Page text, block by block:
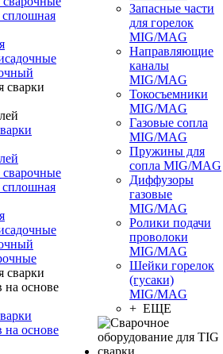
на основе
Запасные части
для горелок
MIG/MAG
Направляющие
каналы
MIG/MAG
Токосъемники
MIG/MAG
Газовые сопла
MIG/MAG
Пружины для
сопла MIG/MAG
Диффузоры
газовые
MIG/MAG
Ролики подачи
проволоки
MIG/MAG
Шейки горелок
(гусаки)
MIG/MAG
+ ЕЩЕ